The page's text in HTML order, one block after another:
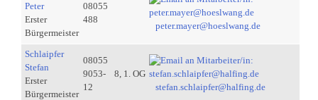
Peter
Erster
Bürgermeister
08055
488
peter.mayer@hoeslwang.de
Schlaipfer
Stefan
Erster
Bürgermeister
08055
9053-
12
8, 1. OG
stefan.schlaipfer@halfing.de